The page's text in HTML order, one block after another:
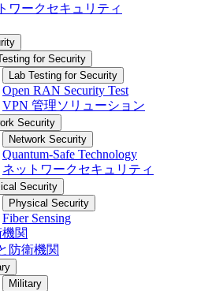
ワークセキュリティ
for Security
Lab Testing for Security
Open RAN Security Test
VPN 管理ソリューション
Security
Network Security
Quantum-Safe Technology
ネットワークセキュリティ
Security
Physical Security
Fiber Sensing
関
防衛機関
Military